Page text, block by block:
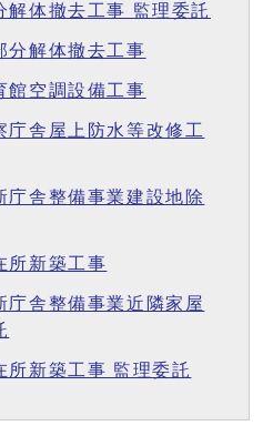
解体撤去工事 監理委託
分解体撤去工事
館空調設備工事
庁舎屋上防水等改修工
庁舎整備事業建設地除
所新築工事
庁舎整備事業近隣家屋
所新築工事 監理委託